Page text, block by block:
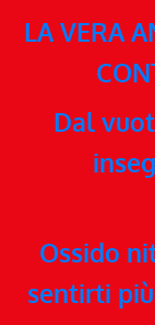
LA VERA
Dal
Ossido
sentirti